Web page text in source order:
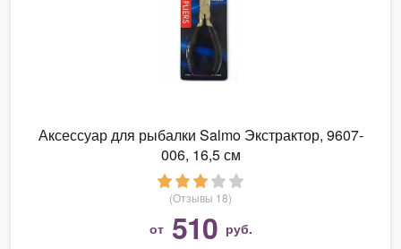
Аксессуар для рыбалки Salmo Экстрактор, 9607-
006, 16,5 см
(Отзывы 18)
от 510 руб.